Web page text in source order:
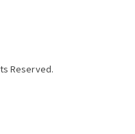
Reserved.